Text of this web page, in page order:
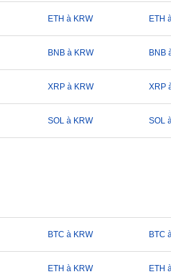
ETH à KRW ETH
BNB à KRW BNB
XRP à KRW XRP
SOL à KRW SOL
BTC à KRW BTC
ETH à KRW ETH